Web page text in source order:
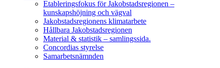
Etableringsfokus för Jakobstadsregionen –
kunskapshöjning och vägval
Jakobstadsregionens klimatarbete
Hållbara Jakobstadsregionen
Material & statistik – samlingssida.
Concordias styrelse
Samarbetsnämnden